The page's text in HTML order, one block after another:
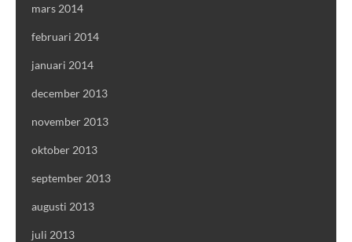
mars 2014
februari 2014
januari 2014
december 2013
november 2013
oktober 2013
september 2013
augusti 2013
juli 2013